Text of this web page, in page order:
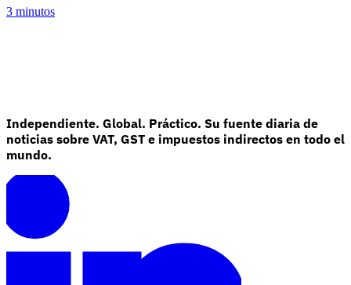
3 minutos
Independiente. Global. Práctico. Su fuente diaria de
noticias sobre VAT, GST e impuestos indirectos en todo el
mundo.